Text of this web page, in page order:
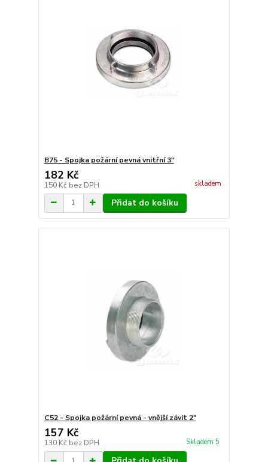
B75 - Spojka požární pevná vnitřní 3"
182 Kč
150 Kč bez DPH skladem
Přidat do košíku
C52 - Spojka požární pevná - vnější závit 2"
157 Kč
130 Kč bez DPH Skladem 5